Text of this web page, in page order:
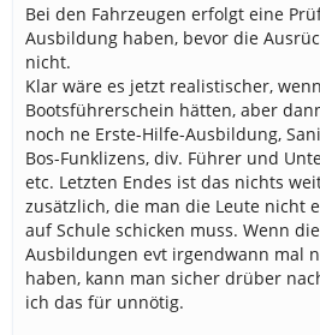
Bei den Fahrzeugen erfolgt eine
Ausbildung haben, bevor die
nicht.
Klar wäre es jetzt realistischer,
Bootsführerschein hätten, aber
noch ne Erste-Hilfe-Ausbildung,
Bos-Funklizens, div. Führer und
etc. Letzten Endes ist das nichts
zusätzlich, die man die Leute nicht
auf Schule schicken muss. Wenn
Ausbildungen evt irgendwann mal
haben, kann man sicher drüber
ich das für unnötig.